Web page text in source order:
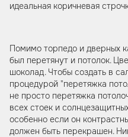
идеальная коричневая
Помимо торпедо и дверных
был перетянут и потолок.
шоколад. Чтобы создать в
процедурой "перетяжка
не просто перетяжка
всех стоек и
особенно если он
должен быть перекрашен.